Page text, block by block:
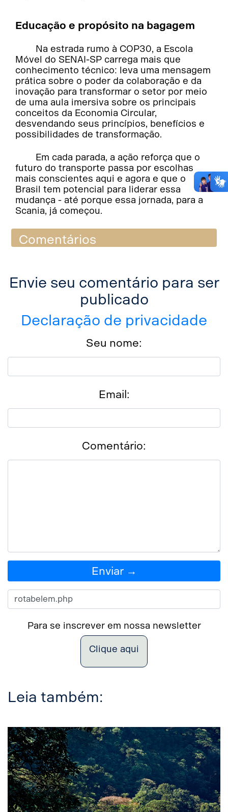
Educação e propósito na bagagem
Na estrada rumo à COP30, a Escola
Móvel do SENAI-SP carrega mais que
conhecimento técnico: leva uma mensagem
prática sobre o poder da colaboração e da
inovação para transformar o setor por meio
de uma aula imersiva sobre os principais
conceitos da Economia Circular,
desvendando seus princípios, benefícios e
possibilidades de transformação.
Em cada parada, a ação reforça que o
futuro do transporte passa por escolhas
mais conscientes aqui e agora e que o
Brasil tem potencial para liderar essa
mudança - até porque essa jornada, para a
Scania, já começou.
Comentários
Envie seu comentário para ser
publicado
Declaração de privacidade
Seu nome:
Email:
Comentário:
Enviar →
Para se inscrever em nossa newsletter
Clique aqui
Leia também: